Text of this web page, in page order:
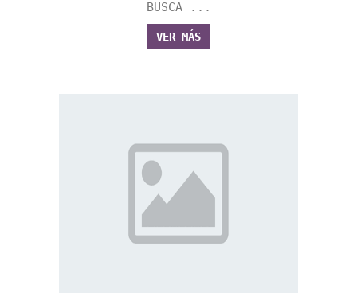
BUSCA ...
VER MÁS